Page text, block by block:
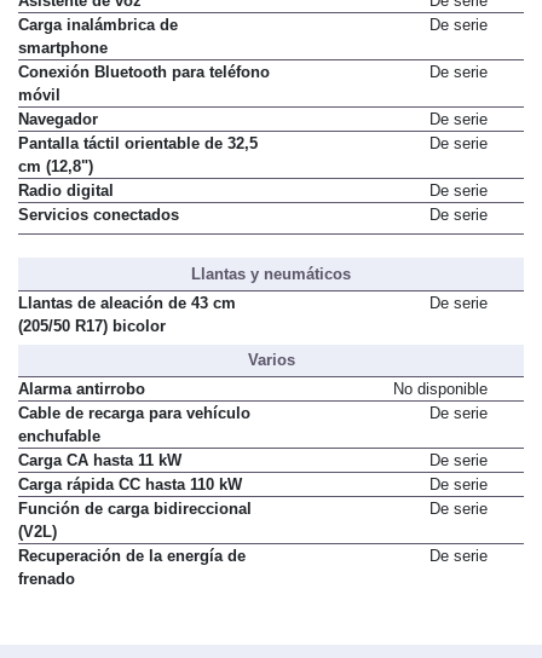
Carga inalámbrica de
smartphone
De serie
Conexión Bluetooth para teléfono
móvil
De serie
Navegador
De serie
Pantalla táctil orientable de 32,5
cm (12,8")
De serie
Radio digital
De serie
Servicios conectados
De serie
Llantas y neumáticos
Llantas de aleación de 43 cm
(205/50 R17) bicolor
De serie
Varios
Alarma antirrobo
No disponible
Cable de recarga para vehículo
enchufable
De serie
Carga CA hasta 11 kW
De serie
Carga rápida CC hasta 110 kW
De serie
Función de carga bidireccional
(V2L)
De serie
Recuperación de la energía de
frenado
De serie